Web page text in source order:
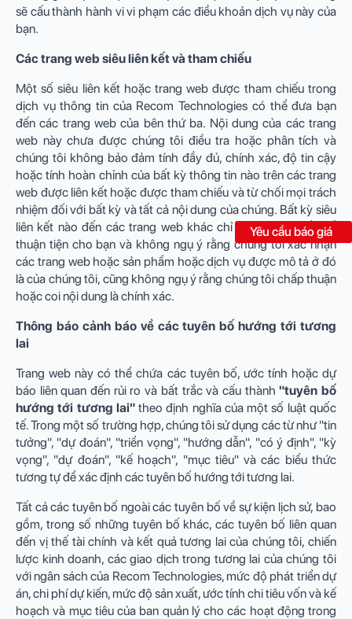
Yêu cầu báo giá
sẽ cấu thành hành vi vi phạm các điều khoản dịch vụ này của
bạn.
Các trang web siêu liên kết và tham chiếu
Một số siêu liên kết hoặc trang web được tham chiếu trong
dịch vụ thông tin của Recom Technologies có thể đưa bạn
đến các trang web của bên thứ ba. Nội dung của các trang
web này chưa được chúng tôi điều tra hoặc phân tích và
chúng tôi không bảo đảm tính đầy đủ, chính xác, độ tin cậy
hoặc tính hoàn chỉnh của bất kỳ thông tin nào trên các trang
web được liên kết hoặc được tham chiếu và từ chối mọi trách
nhiệm đối với bất kỳ và tất cả nội dung của chúng. Bất kỳ siêu
liên kết nào đến các trang web khác chỉ được cung cấp để
thuận tiện cho bạn và không ngụ ý rằng chúng tôi xác nhận
các trang web hoặc sản phẩm hoặc dịch vụ được mô tả ở đó
là của chúng tôi, cũng không ngụ ý rằng chúng tôi chấp thuận
hoặc coi nội dung là chính xác.
Thông báo cảnh báo về các tuyên bố hướng tới tương
lai
Trang web này có thể chứa các tuyên bố, ước tính hoặc dự
báo liên quan đến rủi ro và bất trắc và cấu thành"tuyên bố
hướng tới tương lai"theo định nghĩa của một số luật quốc
tế. Trong một số trường hợp, chúng tôi sử dụng các từ như "tin
tưởng", "dự đoán", "triển vọng", "hướng dẫn", "có ý định", "kỳ
vọng", "dự đoán", "kế hoạch", "mục tiêu" và các biểu thức
tương tự để xác định các tuyên bố hướng tới tương lai.
Tất cả các tuyên bố ngoài các tuyên bố về sự kiện lịch sử, bao
gồm, trong số những tuyên bố khác, các tuyên bố liên quan
đến vị thế tài chính và kết quả tương lai của chúng tôi, chiến
lược kinh doanh, các giao dịch trong tương lai của chúng tôi
với ngân sách của Recom Technologies, mức độ phát triển dự
án, chi phí dự kiến, mức độ sản xuất, ước tính chi tiêu vốn và kế
hoạch và mục tiêu của ban quản lý cho các hoạt động trong